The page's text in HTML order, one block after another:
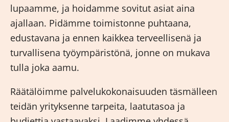
lupaamme, ja hoidamme sovitut asiat aina
ajallaan. Pidämme toimistonne puhtaana,
edustavana ja ennen kaikkea terveellisenä ja
turvallisena työympäristönä, jonne on mukava
tulla joka aamu.
Räätälöimme palvelukokonaisuuden täsmälleen
teidän yrityksenne tarpeita, laatutasoa ja